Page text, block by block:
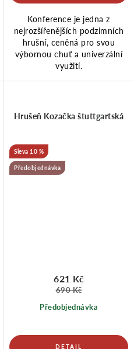
Konference je jedna z
nejrozšířenějších podzimních
hrušní, ceněná pro svou
výbornou chuť a univerzální
využití.
Hrušeň Kozačka štuttgartská
10 %
Předobjednávka
Předobjednávka
621 Kč
690 Kč